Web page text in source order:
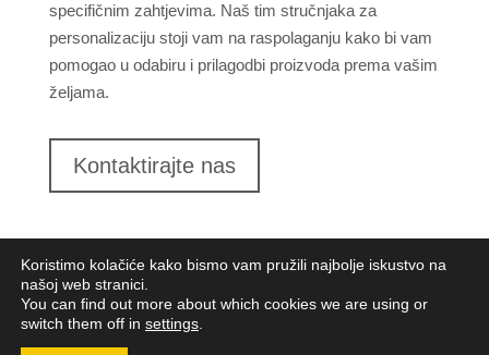
specifičnim zahtjevima. Naš tim stručnjaka za
personalizaciju stoji vam na raspolaganju kako bi vam
pomogao u odabiru i prilagodbi proizvoda prema vašim
željama.
Kontaktirajte nas
Lungomare d.o.o.2023. Sva prava pridržana |
Koristimo kolačiće kako bismo vam pružili najbolje iskustvo na
našoj web stranici.
You can find out more about which cookies we are using or
switch them off in settings